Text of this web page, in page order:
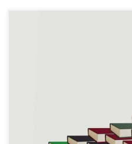
A seguir detállase polo miúdo a
poesíae teatro da Agrupación
Infantil O Facho 2024 Obra
Raquel Castro Martínez O
Carmen Martínez e Diana Varela